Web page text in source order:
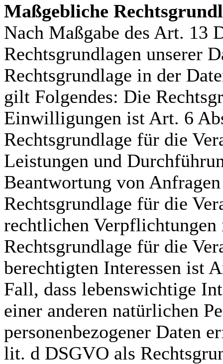
Maßgebliche
Nach Maßgabe des Art. 13
Rechtsgrundlagen unserer
Rechtsgrundlage in der
gilt Folgendes: Die
Einwilligungen ist Art. 6
Rechtsgrundlage für die
Leistungen und
Beantwortung von
Rechtsgrundlage für die
rechtlichen
Rechtsgrundlage für die
berechtigten Interessen ist
Fall, dass lebenswichtige
einer anderen natürlichen
personenbezogener Daten
lit. d DSGVO als